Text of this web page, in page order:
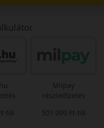
tól
Milpay
részletfizetés
501 000 Ft-tól